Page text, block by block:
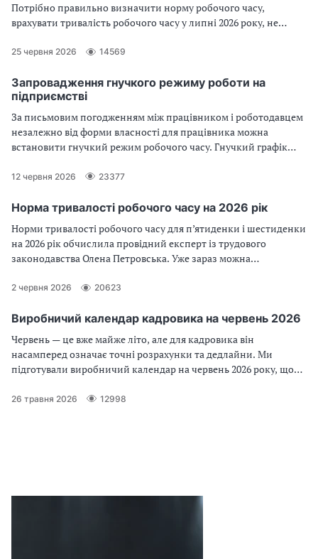
Потрібно правильно визначити норму робочого часу,
врахувати тривалість робочого часу у липні 2026 року, не
Для цього користуйтеся нашим календарем
25 червня 2026 14569
Запровадження гнучкого режиму роботи на
підприємстві
За письмовим погодженням між працівником і роботодавцем
незалежно від форми власності для працівника можна
встановити гнучкий режим робочого часу. Гнучкий графік
(далі — КЗпП). Які особливості має гнучкий графік роботи під
12 червня 2026 23377
Норма тривалості робочого часу на 2026 рік
Норми тривалості робочого часу для п’ятиденки і шестиденки
на 2026 рік обчислила провідний експерт із трудового
законодавства Олена Петровська. Уже зараз можна
скласти графіки роботи, табелі обліку часу
2 червня 2026 20623
Виробничий календар кадровика на червень 2026
Червень — це вже майже літо, але для кадровика він
насамперед означає точні розрахунки та дедлайни. Ми
підготували виробничий календар на червень 2026 року, щоб
2026, спланувати тривалість робочого часу та не пропустити
26 травня 2026 12998